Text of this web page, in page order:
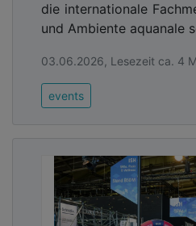
die internationale
und Ambiente aquanale
03.06.2026, Lesezeit ca. 4
events